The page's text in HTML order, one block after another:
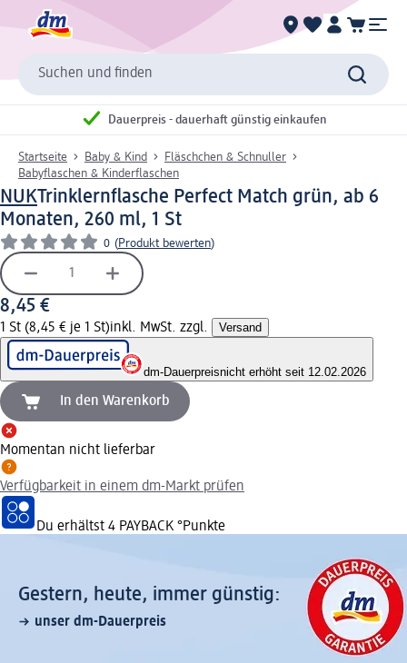
Suchen und finden
Dauerpreis - dauerhaft günstig einkaufen
Startseite Baby & Kind
Fläschchen & Schnuller
Babyflaschen & Kinderflaschen
NUKTrinklernflasche Perfect Match grün, ab 6
Monaten, 260 ml, 1 St
0 (Produkt bewerten)
8,45 €
1 St (8,45 € je 1 St)inkl. MwSt. zzgl. Versand
dm-Dauerpreisnicht erhöht seit 12.02.2026
In den Warenkorb
Momentan nicht lieferbar
Verfügbarkeit in einem dm-Markt prüfen
Du erhältst 4 PAYBACK °Punkte
Gestern, heute, immer günstig:
unser dm-Dauerpreis